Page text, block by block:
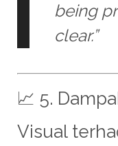
being
clear.”
📈 5.
Visual